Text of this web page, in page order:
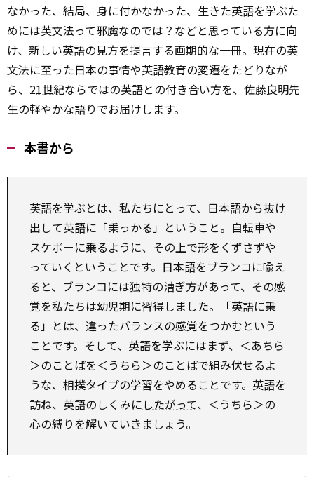
なかった、結局、身に付かなかった、生きた英語を学ぶた
めには英文法って邪魔なのでは？などと思っている方に向
け、新しい英語の見方を提言する画期的な一冊。現在の英
文法に至った日本の事情や英語教育の変遷をたどりなが
ら、21世紀ならではの英語との付き合い方を、佐藤良明先
生の軽やかな語りでお届けします。
本書から
英語を学ぶとは、私たちにとって、日本語から抜け
出して英語に「乗っかる」ということ。自転車や
スケボーに乗るように、その上で形をくずさずや
っていくということです。日本語をブランコに喩え
ると、ブランコには独特の漕ぎ方があって、その感
覚を私たちは幼児期に習得しました。「英語に乗
る」とは、違ったバランスの感覚をつかむという
ことです。そして、英語を学ぶにはまず、＜あちら
＞のことばを＜うちら＞のことばで組み伏せるよ
うな、相撲タイプの学習をやめることです。英語を
訪ね、英語のしくみにしたがって、＜うちら＞の
心の縛りを解いていきましょう。